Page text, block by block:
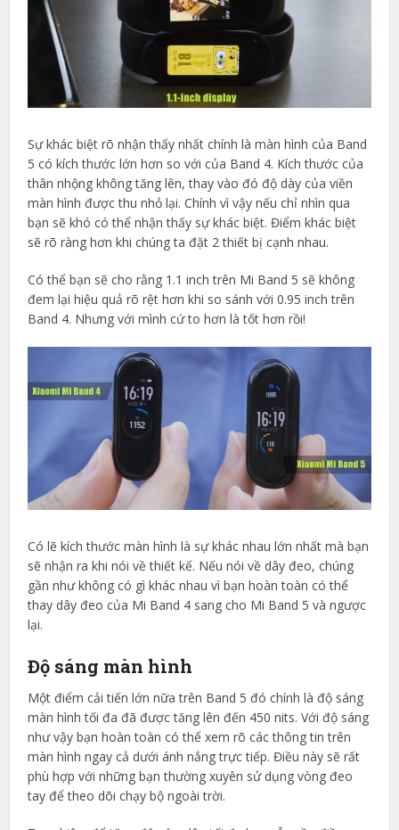
Sự khác biệt rõ nhận thấy nhất chính là màn hình của Band
5 có kích thước lớn hơn so với của Band 4. Kích thước của
thân nhộng không tăng lên, thay vào đó độ dày của viền
màn hình được thu nhỏ lại. Chính vì vậy nếu chỉ nhìn qua
bạn sẽ khó có thể nhận thấy sự khác biệt. Điểm khác biệt
sẽ rõ ràng hơn khi chúng ta đặt 2 thiết bị cạnh nhau.
Có thể bạn sẽ cho rằng 1.1 inch trên Mi Band 5 sẽ không
đem lại hiệu quả rõ rệt hơn khi so sánh với 0.95 inch trên
Band 4. Nhưng với mình cứ to hơn là tốt hơn rồi!
Có lẽ kích thước màn hình là sự khác nhau lớn nhất mà bạn
sẽ nhận ra khi nói về thiết kế. Nếu nói về dây đeo, chúng
gần như không có gì khác nhau vì bạn hoàn toàn có thể
thay dây đeo của Mi Band 4 sang cho Mi Band 5 và ngược
lại.
Độ sáng màn hình
Một điểm cải tiến lớn nữa trên Band 5 đó chính là độ sáng
màn hình tối đa đã được tăng lên đến 450 nits. Với độ sáng
như vậy bạn hoàn toàn có thể xem rõ các thông tin trên
màn hình ngay cả dưới ánh nắng trực tiếp. Điều này sẽ rất
phù hợp với những bạn thường xuyên sử dụng vòng đeo
tay để theo dõi chạy bộ ngoài trời.